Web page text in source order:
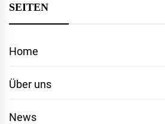
SEITEN
Home
Über uns
News